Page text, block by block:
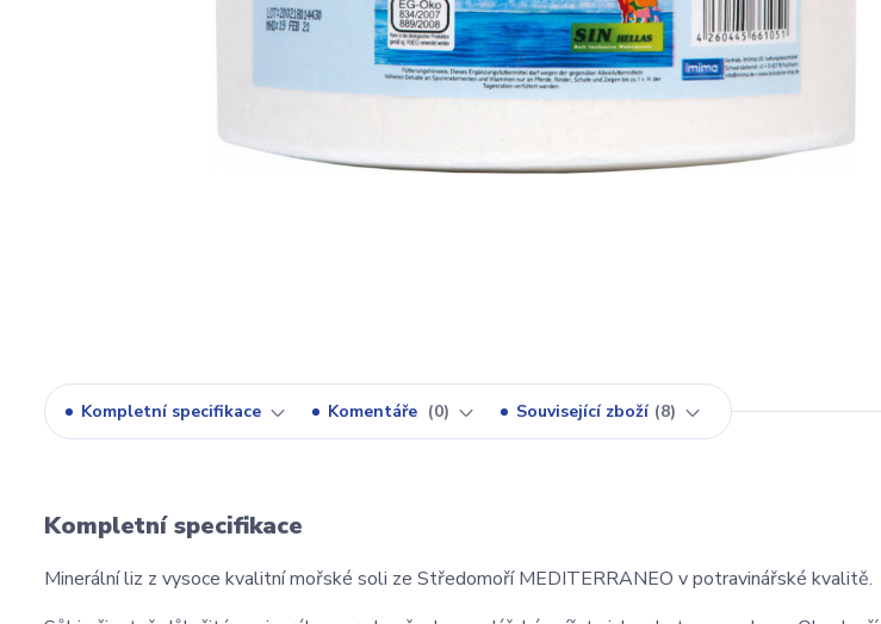
Kompletní specifikace Komentáře 0 Související zboží 8
Kompletní specifikace
Minerální liz z vysoce kvalitní mořské soli ze Středomoří MEDITERRANEO v potravinářské kvalitě.